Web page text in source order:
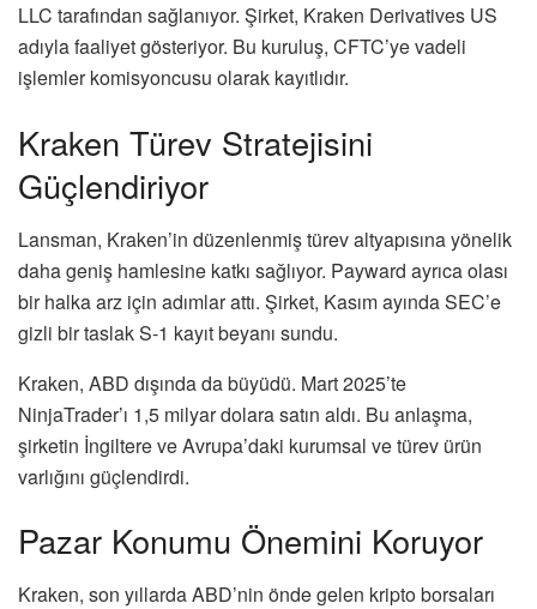
LLC tarafından sağlanıyor. Şirket, Kraken Derivatives US
adıyla faaliyet gösteriyor. Bu kuruluş, CFTC’ye vadeli
işlemler komisyoncusu olarak kayıtlıdır.
Kraken Türev Stratejisini
Güçlendiriyor
Lansman, Kraken’in düzenlenmiş türev altyapısına yönelik
daha geniş hamlesine katkı sağlıyor. Payward ayrıca olası
bir halka arz için adımlar attı. Şirket, Kasım ayında SEC’e
gizli bir taslak S-1 kayıt beyanı sundu.
Kraken, ABD dışında da büyüdü. Mart 2025’te
NinjaTrader’ı 1,5 milyar dolara satın aldı. Bu anlaşma,
şirketin İngiltere ve Avrupa’daki kurumsal ve türev ürün
varlığını güçlendirdi.
Pazar Konumu Önemini Koruyor
Kraken, son yıllarda ABD’nin önde gelen kripto borsaları